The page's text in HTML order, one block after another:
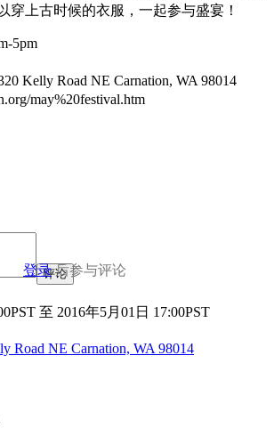
穿上古时候的衣服，一起参与盛宴！
5pm
Kelly Road NE Carnation, WA 98014
may%20festival.htm
登录后参与评论
评论
至 2016年5月01日 17:00PST
Road NE Carnation, WA 98014